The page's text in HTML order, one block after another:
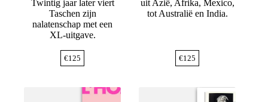
Twintig jaar later viert
Taschen zijn
nalatenschap met een
XL-uitgave.
€125
uit Azië, Afrika, Mexico,
tot Australië en India.
€125